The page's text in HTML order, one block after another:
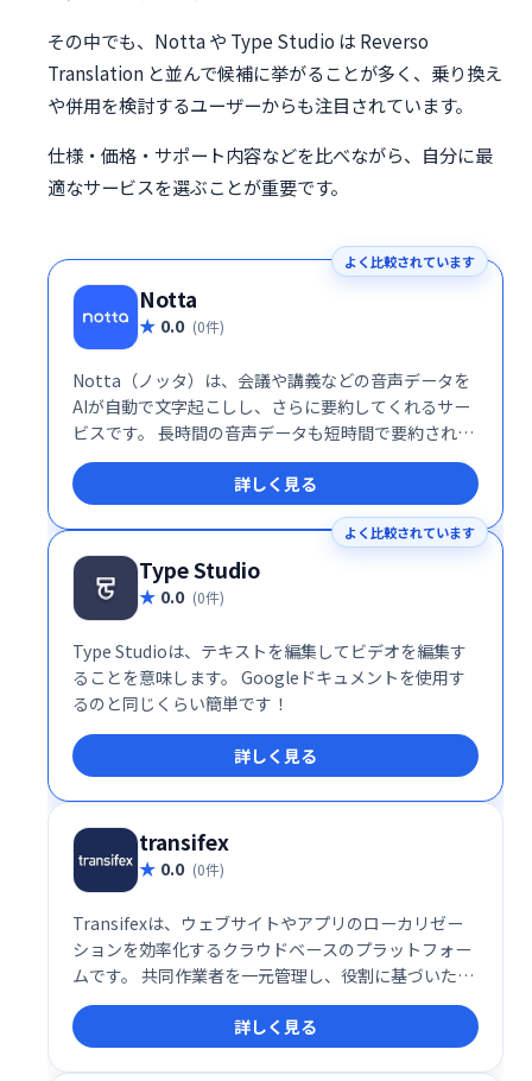
その中でも、Notta や Type Studio は Reverso
Translation と並んで候補に挙がることが多く、乗り換え
や併用を検討するユーザーからも注目されています。
仕様・価格・サポート内容などを比べながら、自分に最
適なサービスを選ぶことが重要です。
よく比較されています
Notta
0.0 (0件)
Notta（ノッタ）は、会議や講義などの音声データを
AIが自動で文字起こしし、さらに要約してくれるサー
ビスです。 長時間の音声データも短時間で要約された
文章で確認できるため、議事録作成や内容理解にかか
る時間を大幅に削減し、作業効率を向上させます。 会
議や学習の記録、業務効率化に最適です。
詳しく見る
よく比較されています
Type Studio
0.0 (0件)
Type Studioは、テキストを編集してビデオを編集す
ることを意味します。 Googleドキュメントを使用す
るのと同じくらい簡単です！
詳しく見る
transifex
0.0 (0件)
Transifexは、ウェブサイトやアプリのローカリゼー
ションを効率化するクラウドベースのプラットフォー
ムです。 共同作業者を一元管理し、役割に基づいたア
クセス制御でセキュリティを確保。スムーズな翻訳ワ
ークフローを実現し、多言語対応を加速します。
詳しく見る